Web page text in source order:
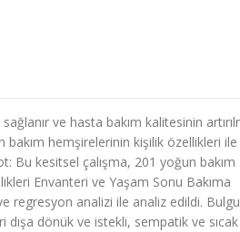
ve hasta bakım kalitesinin
bakım hemşirelerinin kişilik özellikleri ile
Bu kesitsel çalışma, 201 yoğun bakım
Envanteri ve Yaşam Sonu Bakıma
regresyon analizi ile analiz edildi.
dönük ve istekli, sempatik ve